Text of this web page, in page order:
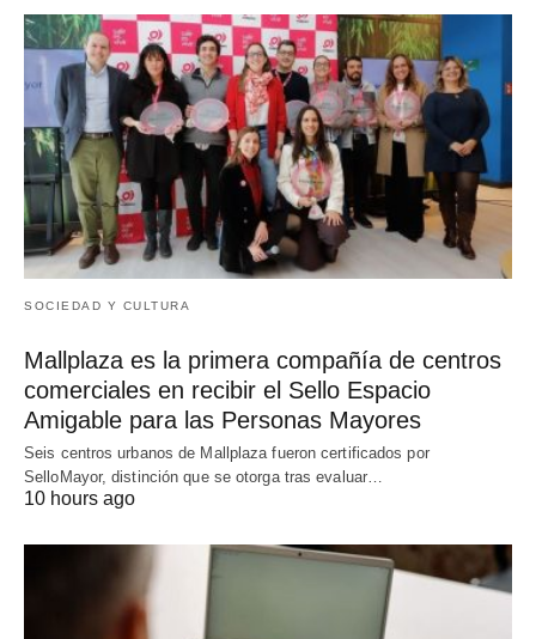
SOCIEDAD Y CULTURA
Mallplaza es la primera compañía de centros
comerciales en recibir el Sello Espacio
Amigable para las Personas Mayores
Seis centros urbanos de Mallplaza fueron certificados por
SelloMayor, distinción que se otorga tras evaluar…
10 hours ago